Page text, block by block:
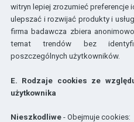
witryn lepiej zrozumieć preferencje
ulepszać i rozwijać produkty i
firma badawcza zbiera
temat trendów bez
poszczególnych użytkowników.
E. Rodzaje cookies ze
użytkownika
Nieszkodliwe - Obejmuje cookies: